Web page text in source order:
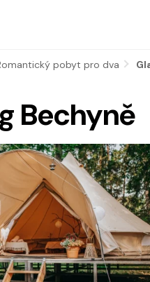
pobyt pro dva
Bechyně